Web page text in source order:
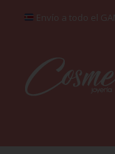
Envío a todo el